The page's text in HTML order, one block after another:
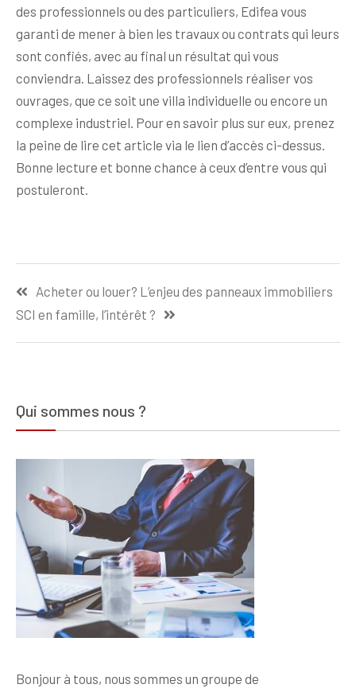
des professionnels ou des particuliers, Edifea vous
garanti de mener à bien les travaux ou contrats qui leurs
sont confiés, avec au final un résultat qui vous
conviendra. Laissez des professionnels réaliser vos
ouvrages, que ce soit une villa individuelle ou encore un
complexe industriel. Pour en savoir plus sur eux, prenez
la peine de lire cet article via le lien d’accès ci-dessus.
Bonne lecture et bonne chance à ceux d’entre vous qui
postuleront.
Acheter ou louer? L’enjeu des panneaux immobiliers
SCI en famille, l’intérêt ?
Qui sommes nous ?
Bonjour à tous, nous sommes un groupe de